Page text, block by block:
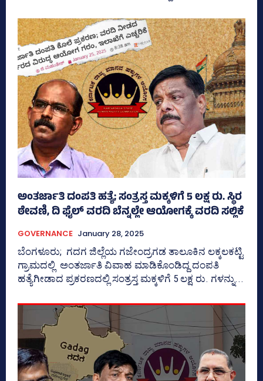
ಅಂತರ್ಜಾತಿ ದಂಪತಿ ಹತ್ಯೆ; ಸಂತ್ರಸ್ತ ಮಕ್ಕಳಿಗೆ 5 ಲಕ್ಷ ರು. ಸ್ಥಿರ
ಠೇವಣಿ, ದಿ ಫೈಲ್‌ ವರದಿ ಬೆನ್ನಲ್ಲೇ ಆಯೋಗಕ್ಕೆ ವರದಿ ಸಲ್ಲಿಕೆ
GOVERNANCE January 28, 2025
ಬೆಂಗಳೂರು; ಗದಗ ಜಿಲ್ಲೆಯ ಗಜೇಂದ್ರಗಡ ತಾಲೂಕಿನ ಲಕ್ಕಲಕಟ್ಟಿ
ಗ್ರಾಮದಲ್ಲಿ ಅಂತರ್ಜಾತಿ ವಿವಾಹ ಮಾಡಿಕೊಂಡಿದ್ದ ದಂಪತಿ
ಹತ್ಯೆಗೀಡಾದ ಪ್ರಕರಣದಲ್ಲಿ ಸಂತ್ರಸ್ತ ಮಕ್ಕಳಿಗೆ 5 ಲಕ್ಷ ರು. ಗಳನ್ನು...